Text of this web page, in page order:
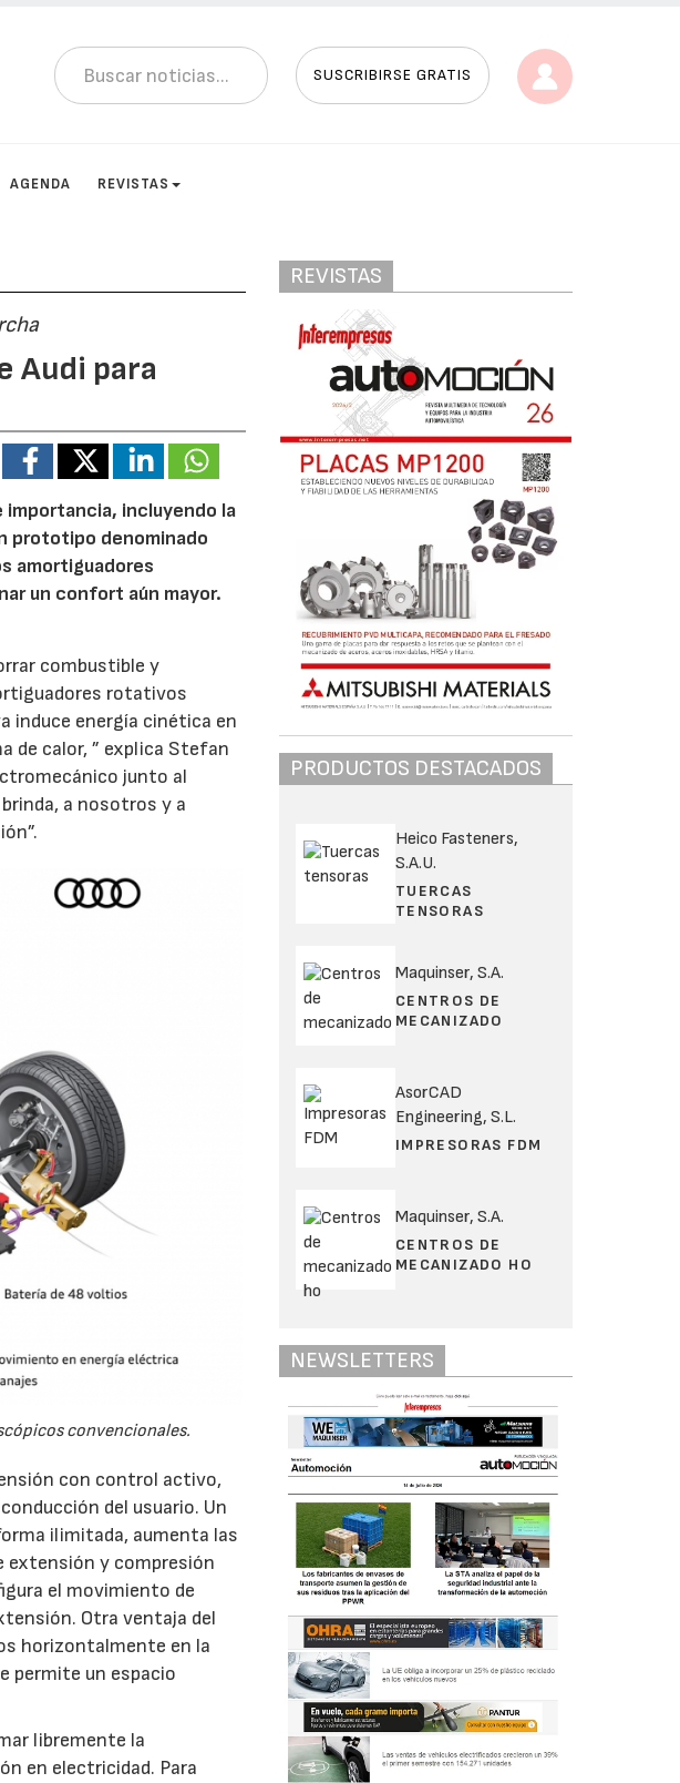
SUSCRIBIRSE GRATIS
AGENDA REVISTAS
Audi para
importancia, incluyendo la
prototipo denominado
amortiguadores
un confort aún mayor.
combustible y
rotativos
induce energía cinética en
de calor, ” explica Stefan
junto al
a nosotros y a
convencionales.
con control activo,
del usuario. Un
ilimitada, aumenta las
extensión y compresión
el movimiento de
Otra ventaja del
horizontalmente en la
permite un espacio
libremente la
en electricidad. Para
REVISTAS
PRODUCTOS DESTACADOS
Heico Fasteners,
S.A.U.
TUERCAS
TENSORAS
Maquinser, S.A.
CENTROS DE
MECANIZADO
AsorCAD
Engineering, S.L.
IMPRESORAS FDM
Maquinser, S.A.
CENTROS DE
MECANIZADO HO
NEWSLETTERS